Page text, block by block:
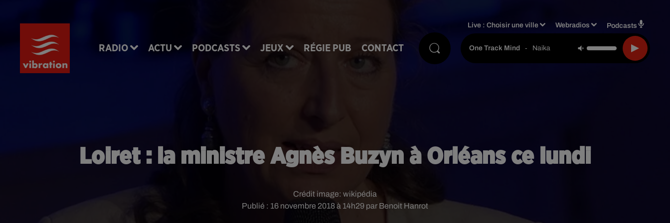
RADIO ACTU PODCASTS JEUX RÉGIE PUB CONTACT
Live :Choisir une ville Webradios Podcasts
One Track Mind - Naika
Loiret : la ministre Agnès Buzyn à Orléans ce lundi
Publié : 16 novembre 2018 à 14h29 par Benoit Hanrot
Crédit image: wikipédia